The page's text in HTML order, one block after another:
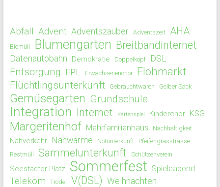
Abfall Advent Adventszauber Adventszeit AHA
Biomüll Blumengarten Breitbandinternet
Datenautobahn Demokratie Doppelkopf DSL
Entsorgung EPL Erwachsenenchor Flohmarkt
Flüchtlingsunterkunft Gebrauchtwaren Gelber Sack
Gemüsegarten Grundschule
Integration Internet Kartenspiel Kinderchor KSG
Margeritenhof Mehrfamilienhaus Nachhaltigkeit
Nahverkehr Nahwärme Notunterkunft
Pfeifengrasstrasse
Restmüll
Sammelunterkunft Schützenverein
Seestädter Platz Sommerfest Spieleabend
Telekom Trödel V(DSL) Weihnachten